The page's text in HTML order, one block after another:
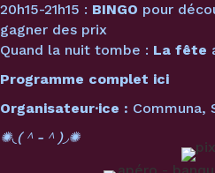
20h15-21h15 : BINGO pour
gagner des prix
Quand la nuit tombe : La fête
Programme complet ici
Organisateur·ice : Communa,
✺◟(＾-＾)◞✺